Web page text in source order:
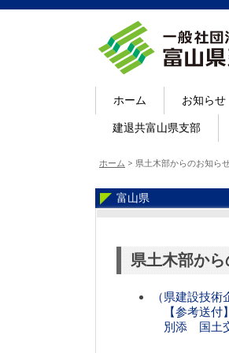
ホーム お知らせ
建退共富山県支部
ホーム > 県土木部からのお知ら
富山県
県土木部か
（県建設技
【参考送付
別添 国土